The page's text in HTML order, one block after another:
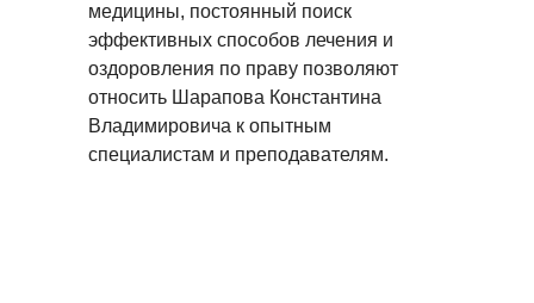
медицины, постоянный поиск
эффективных способов лечения и
оздоровления по праву позволяют
относить Шарапова Константина
Владимировича к опытным
специалистам и преподавателям.